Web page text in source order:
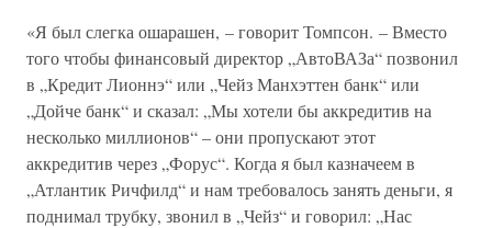
«Я был слегка ошарашен, – говорит Томпсон. – Вместо
того чтобы финансовый директор „АвтоВАЗа“ позвонил
в „Кредит Лионнэ“ или „Чейз Манхэттен банк“ или
„Дойче банк“ и сказал: „Мы хотели бы аккредитив на
несколько миллионов“ – они пропускают этот
аккредитив через „Форус“. Когда я был казначеем в
„Атлантик Ричфилд“ и нам требовалось занять деньги, я
поднимал трубку, звонил в „Чейз“ и говорил: „Нас